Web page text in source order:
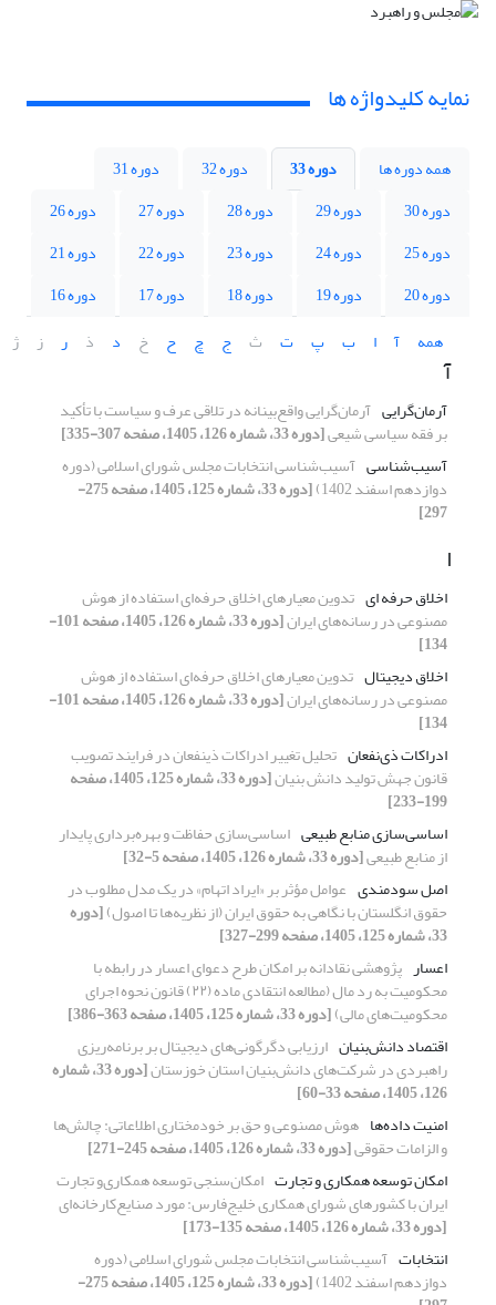
نمایه کلیدواژه ها
همه دوره ها دوره 33 دوره 32
دوره 31
دوره 30
دوره 29 دوره 28 دوره 27
دوره 26
دوره 25
دوره 24 دوره 23 دوره 22
دوره 21
دوره 20
دوره 19 دوره 18 دوره 17
دوره 16
همه
آ ا ب پ ت ث ج چ ح خ د ذ ر ز ژ
آ
آرمان‌گرایی آرمان‌گرایی واقع‌بینانه در تلاقی عرف و سیاست با تأکید
بر فقه سیاسی شیعی[دوره 33، شماره 126، 1405، صفحه 307-335]
آسیب‌شناسی آسیب‌شناسی انتخابات مجلس شورای اسلامی (دوره
دوازدهم اسفند 1402) [دوره 33، شماره 125، 1405، صفحه 275-
297]
ا
اخلاق حرفه ­ای تدوین معیارهای اخلاق حرفه‌ای استفاده از هوش
مصنوعی در رسانه‌های ایران [دوره 33، شماره 126، 1405، صفحه 101-
134]
اخلاق دیجیتال تدوین معیارهای اخلاق حرفه‌ای استفاده از هوش
مصنوعی در رسانه‌های ایران [دوره 33، شماره 126، 1405، صفحه 101-
134]
ادراکات ذی‌نفعان تحلیل تغییر ادراکات ذینفعان در فرایند تصویب
قانون جهش تولید دانش بنیان [دوره 33، شماره 125، 1405، صفحه
199-233]
اساسی‌سازی منابع‌ طبیعی اساسی‌سازی حفاظت و بهره‌برداری پایدار
از منابع‌ طبیعی[دوره 33، شماره 126، 1405، صفحه 5-32]
اصل سودمندی عوامل مؤثر بر «ایراد اتهام» در یک مدل مطلوب در
حقوق انگلستان با نگاهی به حقوق ایران (از نظریه‌ها تا اصول)[دوره
33، شماره 125، 1405، صفحه 299-327]
اعسار پژوهشی نقادانه بر امکان طرح دعوای اعسار در رابطه با
محکومیت به رد مال (مطالعه انتقادی ماده (۲۲) قانون نحوه اجرای
محکومیت‌های مالی)[دوره 33، شماره 125، 1405، صفحه 363-386]
اقتصاد دانش‌بنیان ارزیابی دگرگونی‌های دیجیتال بر برنامه‌ریزی
راهبردی در شرکت‌های دانش‌بنیان استان خوزستان [دوره 33، شماره
126، 1405، صفحه 33-60]
امنیت داده‌ها هوش مصنوعی و حق بر خودمختاری اطلاعاتی: چالش‌ها
و الزامات حقوقی[دوره 33، شماره 126، 1405، صفحه 245-271]
امکان توسعه همکاری ‌و تجارت امکان‌سنجی توسعه همکاری‌‌و تجارت
ایران با کشورهای شورای همکاری خلیج‌فارس: مورد صنایع‌کارخانه‌ای
[دوره 33، شماره 126، 1405، صفحه 135-173]
انتخابات آسیب‌شناسی انتخابات مجلس شورای اسلامی (دوره
دوازدهم اسفند 1402) [دوره 33، شماره 125، 1405، صفحه 275-